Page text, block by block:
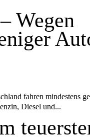
Wegen
Diesel und...